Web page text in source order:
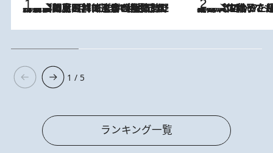
2026.8.8
「最後に見られてよかった」上野動物園の東園パンダ舎が解体前に特別公開。8月16日まで延長されたパネル展と共に辿る“半世紀”のパンダ飼育《解体工事の図面あり》 2026.8.5
【阿川佐和子さんの年とる力】なぜ70代で始めた趣味は“こんなに楽しい”のか？ ピアノ、俳句…スランプに陥っても続けられる“ある秘訣”とは
1 / 5
ランキング一覧